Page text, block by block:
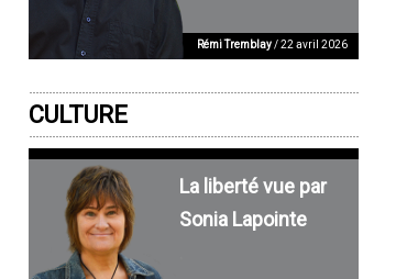
Rémi Tremblay/ 22 avril 2026
CULTURE
La liberté vue par
Sonia Lapointe